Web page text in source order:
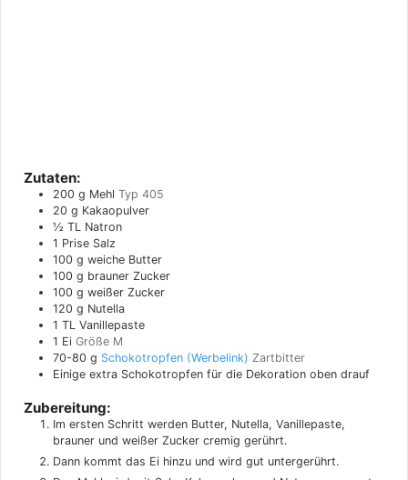
Zutaten:
200 g Mehl Typ 405
20 g Kakaopulver
½ TL Natron
1 Prise Salz
100 g weiche Butter
100 g brauner Zucker
100 g weißer Zucker
120 g Nutella
1 TL Vanillepaste
1 Ei Größe M
70-80 g Schokotropfen
Zartbitter
Einige extra Schokotropfen für die Dekoration oben drauf
Zubereitung:
Im ersten Schritt werden Butter, Nutella, Vanillepaste,
brauner und weißer Zucker cremig gerührt.
Dann kommt das Ei hinzu und wird gut untergerührt.